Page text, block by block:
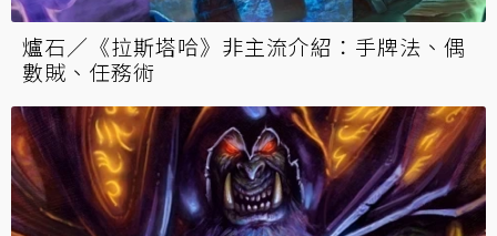
爐石／鋼哥快評：《奧丹姆守護者》推薦必合
新卡